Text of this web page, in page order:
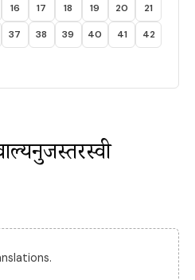
16 17 18 19 20 21
37 38 39 40 41 42